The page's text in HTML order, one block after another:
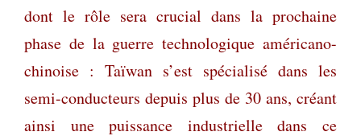
dont le rôle sera crucial dans la prochaine
phase de la guerre technologique américano-
chinoise : Taïwan s’est spécialisé dans les
semi-conducteurs depuis plus de 30 ans, créant
ainsi une puissance industrielle dans ce